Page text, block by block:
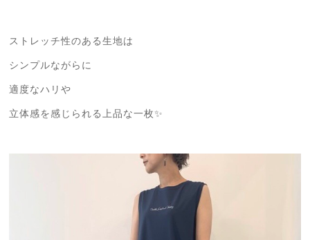
ストレッチ性のある生地は
シンプルながらに
適度なハリや
立体感を感じられる上品な一枚✨